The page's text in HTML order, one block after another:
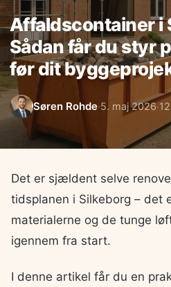
Affaldscontainer i
Sådan får du styr
før dit
Søren Rohde·5. maj 2026·
Det er sjældent selve
tidsplanen i Silkeborg – det
materialerne og de tunge
igennem fra start.
I denne artikel får du en